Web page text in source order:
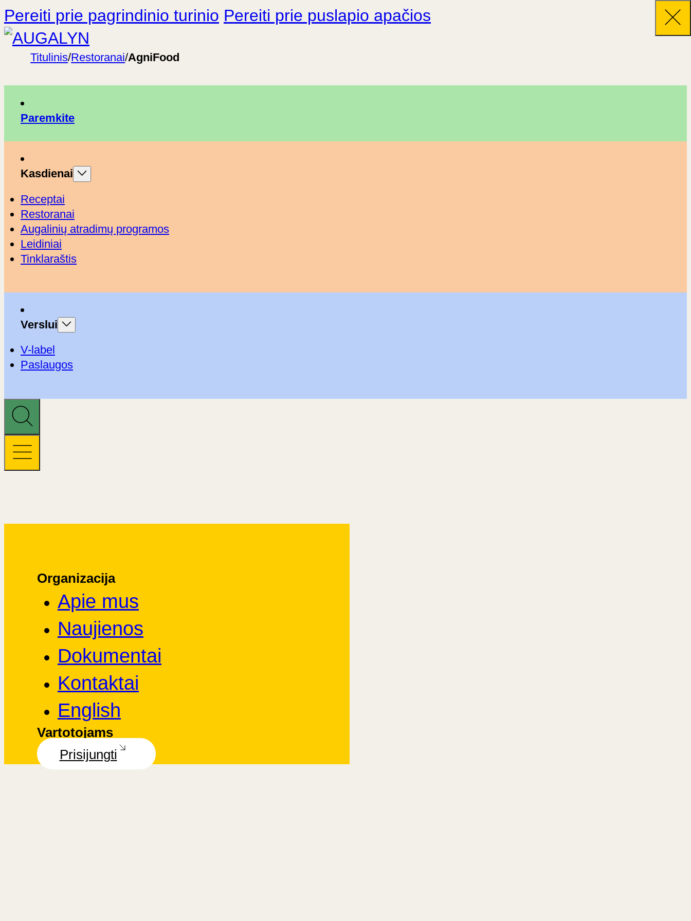
Pereiti prie pagrindinio turinio Pereiti prie puslapio apačios
Titulinis/Restoranai/AgniFood
Paremkite
Kasdienai
Receptai
Restoranai
Augalinių atradimų programos
Leidiniai
Tinklaraštis
Verslui
V-label
Paslaugos
Organizacija
Apie mus
Naujienos
Dokumentai
Kontaktai
English
Vartotojams
Prisijungti